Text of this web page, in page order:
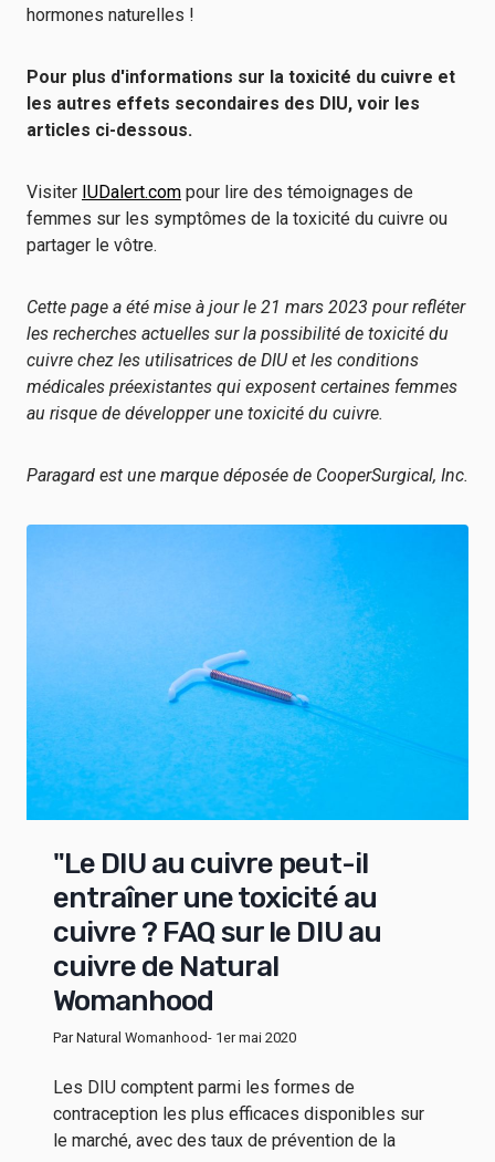
hormones naturelles !
Pour plus d'informations sur la toxicité du cuivre et
les autres effets secondaires des DIU, voir les
articles ci-dessous.
Visiter IUDalert.com pour lire des témoignages de
femmes sur les symptômes de la toxicité du cuivre ou
partager le vôtre.
Cette page a été mise à jour le 21 mars 2023 pour refléter
les recherches actuelles sur la possibilité de toxicité du
cuivre chez les utilisatrices de DIU et les conditions
médicales préexistantes qui exposent certaines femmes
au risque de développer une toxicité du cuivre.
Paragard est une marque déposée de CooperSurgical, Inc.
"Le DIU au cuivre peut-il
entraîner une toxicité au
cuivre ? FAQ sur le DIU au
cuivre de Natural
Womanhood
Par Natural Womanhood- 1er mai 2020
Les DIU comptent parmi les formes de
contraception les plus efficaces disponibles sur
le marché, avec des taux de prévention de la